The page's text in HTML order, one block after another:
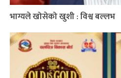
भाग्यले खोसेको खुशी : विश्व बल्लभ